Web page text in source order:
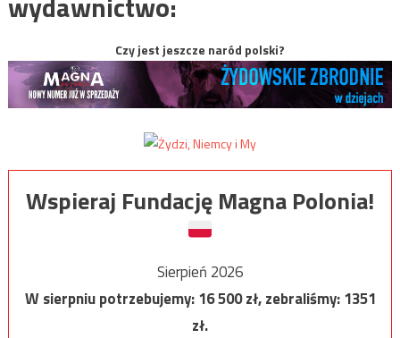
Czy jest jeszcze naród polski?
Wspieraj Fundację Magna Polonia!
Sierpień 2026
W sierpniu potrzebujemy:16 500zł, zebraliśmy:1351
zł.